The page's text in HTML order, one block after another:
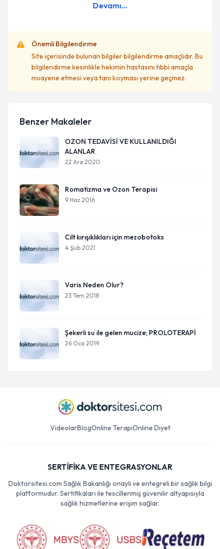
Devamı...
Önemli Bilgilendirme
Site içerisinde bulunan bilgiler bilgilendirme amaçlıdır. Bu
bilgilendirme kesinlikle hekimin hastasını tıbbi amaçla
muayene etmesi veya tanı koyması yerine geçmez.
Benzer Makaleler
OZON TEDAVİSİ VE KULLANILDIĞI
ALANLAR
22 Ara 2020
Romatizma ve Ozon Terapisi
9 Haz 2016
Cilt kırışıklıkları için mezobotoks
4 Şub 2021
Varis Neden Olur?
23 Tem 2018
Şekerli su ile gelen mucize; PROLOTERAPİ
26 Oca 2019
VideolarBlogOnline TerapiOnline Diyet
SERTİFİKA VE ENTEGRASYONLAR
Doktorsitesi.com Sağlık Bakanlığı onaylı ve entegreli bir sağlık bilgi
platformudur. Sertifikaları ile tescillenmiş güvenilir altyapısıyla
sağlık hizmetlerine erişim sağlar.